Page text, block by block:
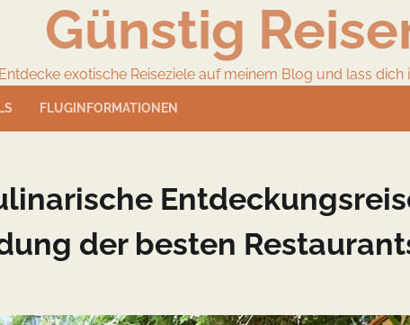
Günstig
Entdecke exotische Reiseziele auf meinem Blog und lass dich
FLUGINFORMATIONEN
der besten